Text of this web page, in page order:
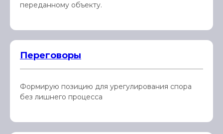
переданному объекту.
Переговоры
Формирую позицию для урегулирования спора
без лишнего процесса